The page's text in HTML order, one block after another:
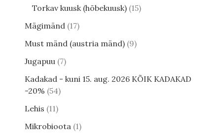
Torkav kuusk (hõbekuusk) 15
Mägimänd 17
Must mänd (austria mänd) 9
Jugapuu 7
Kadakad - kuni 15. aug. 2026 KÕIK KADAKAD
-20% 54
Lehis 11
Mikrobioota 1